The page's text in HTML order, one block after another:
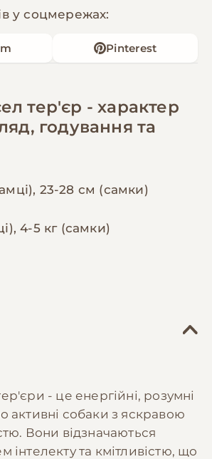
у соцмережах:
Pinterest
тер'єр - характер
годування та
23-28 см (самки)
4-5 кг (самки)
- це енергійні, розумні
активні собаки з яскравою
Вони відзначаються
інтелекту та кмітливістю, що